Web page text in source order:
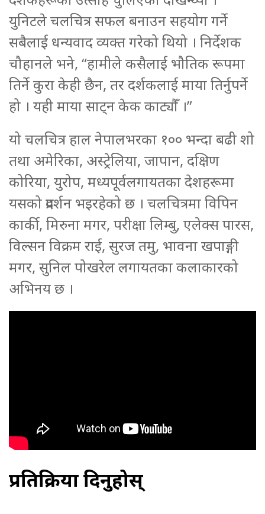
युनिटले चलचित्र सफल बनाउन सहयोग गर्ने
सबैलाई धन्यवाद व्यक्त गरेको थियो । निर्देशक
चौहानले भने, “हामीले कसैलाई भौतिक रूपमा
तिर्ने कुरा केही छैन, तर दर्शकलाई माया तिर्नुपर्ने
हो । यही माया साट्न केक काट्यौँ ।”
यो चलचित्र हाल नेपालभरका १०० भन्दा बढी शो
तथा अमेरिका, अस्ट्रेलिया, जापान, दक्षिण
कोरिया, युरोप, मध्यपूर्वलगायतका देशहरूमा
यसको प्रदर्शन भइरहेको छ । चलचित्रमा विपिन
कार्की, मिरुना मगर, परीक्षा लिम्बु, एलेक्स पारस,
विल्सन विक्रम राई, सुरज तमु, भावना खपाङ्गी
मगर, सुनिल पोखरेल लगायतका कलाकारको
अभिनय छ ।
प्रतिक्रिया दिनुहोस्